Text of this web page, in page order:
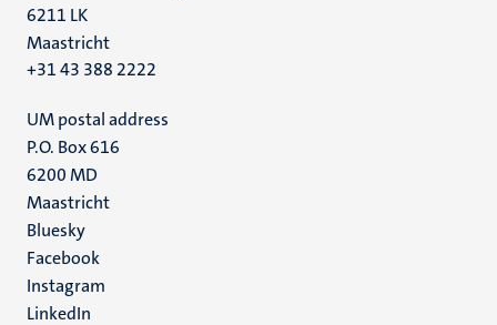
6211 LK
Maastricht
+31 43 388 2222
UM postal address
P.O. Box 616
6200 MD
Maastricht
Social
media
Bluesky
Facebook
Instagram
LinkedIn